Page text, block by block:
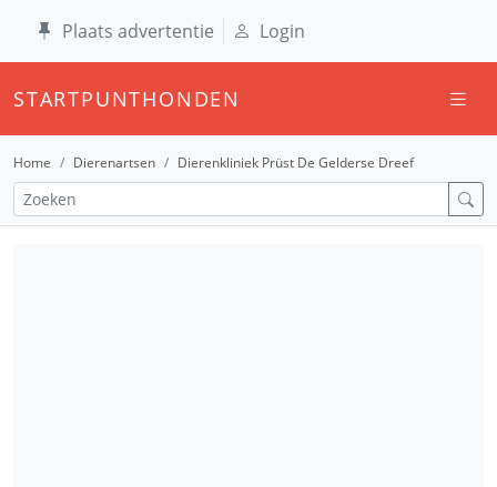
Plaats advertentie Login
STARTPUNTHONDEN
Home Dierenartsen Dierenkliniek Prüst De Gelderse Dreef